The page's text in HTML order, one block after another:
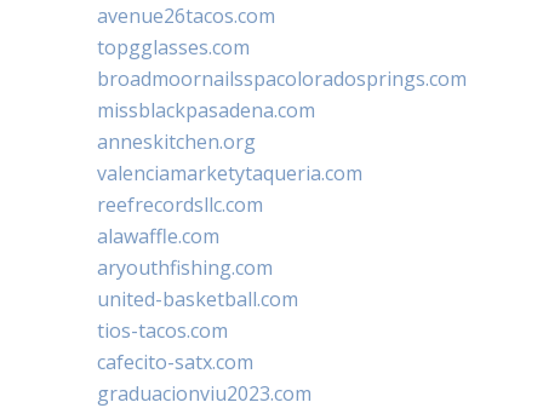
avenue26tacos.com
topgglasses.com
broadmoornailsspacoloradosprings.com
missblackpasadena.com
anneskitchen.org
valenciamarketytaqueria.com
reefrecordsllc.com
alawaffle.com
aryouthfishing.com
united-basketball.com
tios-tacos.com
cafecito-satx.com
graduacionviu2023.com